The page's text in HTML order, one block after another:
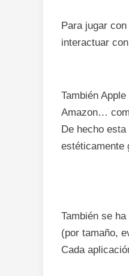
Para jugar
interactuar
También
Amazon…
De hecho
estéticamente
También se
(por tamaño,
Cada